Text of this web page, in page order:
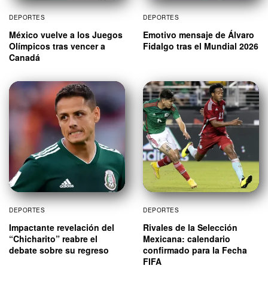
DEPORTES
México vuelve a los Juegos
Olímpicos tras vencer a
Canadá
DEPORTES
Emotivo mensaje de Álvaro
Fidalgo tras el Mundial 2026
DEPORTES
Impactante revelación del
“Chicharito” reabre el
debate sobre su regreso
DEPORTES
Rivales de la Selección
Mexicana: calendario
confirmado para la Fecha
FIFA